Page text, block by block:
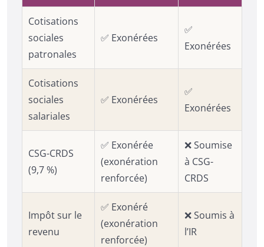
Cotisations
sociales
patronales
✅ Exonérées
✅
Exonérées
Cotisations
sociales
salariales
✅ Exonérées
✅
Exonérées
CSG-CRDS
(9,7 %)
✅ Exonérée
(exonération
renforcée)
❌ Soumise
à CSG-
CRDS
Impôt sur le
revenu
✅ Exonéré
(exonération
renforcée)
❌ Soumis à
l’IR